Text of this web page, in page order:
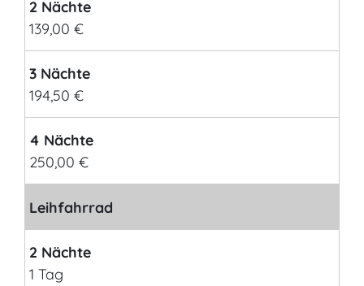
2 Nächte
139,00 €
3 Nächte
194,50 €
4 Nächte
250,00 €
Leihfahrrad
2 Nächte
1 Tag